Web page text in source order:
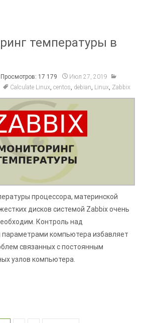
температуры в
Просмотров: 17 179
Июл 27, 2019
Calculate Linux, centos, debian, Linux, Zabbix
процессора, материнской
дисков системой Zabbix очень
Контроль над
компьютера избавляет
связанных с постоянным
узлов компьютера.